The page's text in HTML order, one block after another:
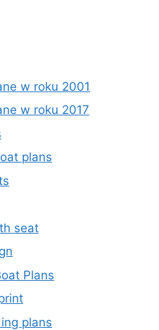
w roku 2001
w roku 2017
plans
seat
Plans
plans